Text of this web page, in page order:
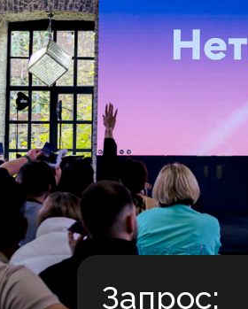
Запрос:
Организовать ежегодную
конференцию для dark
с образовательными
подготовить спикеров,
хакатон для
видения и разработки идей
по улучшению доставки.